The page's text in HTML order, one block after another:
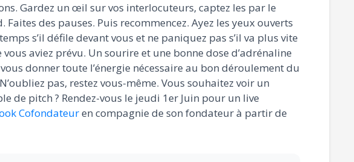
Gardez un œil sur vos interlocuteurs, captez les par le
Faites des pauses. Puis recommencez. Ayez les yeux ouverts
s’il défile devant vous et ne paniquez pas s’il va plus vite
vous aviez prévu. Un sourire et une bonne dose d’adrénaline
donner toute l’énergie nécessaire au bon déroulement du
pas, restez vous-même. Vous souhaitez voir un
de pitch ? Rendez-vous le jeudi 1er Juin pour un live
Cofondateuren compagnie de son fondateur à partir de